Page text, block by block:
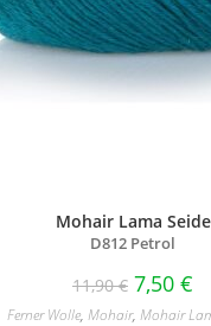
Mohair Lama Seide
D812 Petrol
11,90€ 7,50 €
Ferner Wolle, Mohair, Mohair